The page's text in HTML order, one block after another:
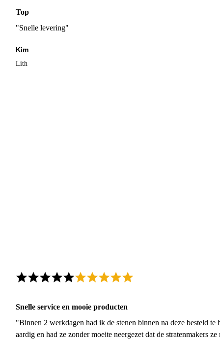
Top
"Snelle levering"
Kim
Lith
Snelle service en mooie producten
"Binnen 2 werkdagen had ik de stenen binnen na deze besteld
aardig en had ze zonder moeite neergezet dat de stratenmakers